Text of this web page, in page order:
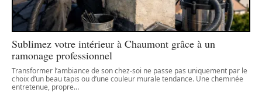
Sublimez votre intérieur à Chaumont grâce à un
ramonage professionnel
Transformer l’ambiance de son chez-soi ne passe pas uniquement par le
choix d’un beau tapis ou d’une couleur murale tendance. Une cheminée
entretenue, propre…